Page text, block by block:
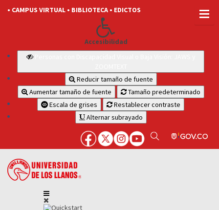
• CAMPUS VIRTUAL • BIBLIOTECA • EDICTOS
Accesibilidad
Reducir tamaño de fuente
Aumentar tamaño de fuente
Tamaño predeterminado
Escala de grises
Restablecer contraste
Alternar subrayado